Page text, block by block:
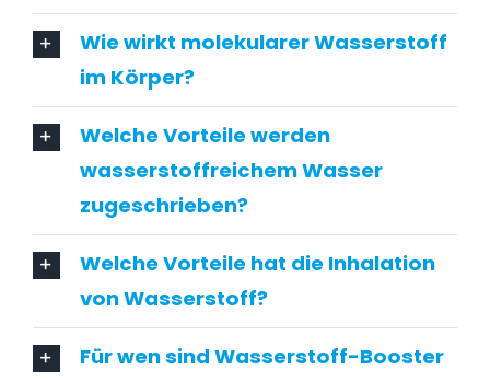
Wie wirkt molekularer Wasserstoff
im Körper?
Welche Vorteile werden
wasserstoffreichem Wasser
zugeschrieben?
Welche Vorteile hat die Inhalation
von Wasserstoff?
Für wen sind Wasserstoff-Booster